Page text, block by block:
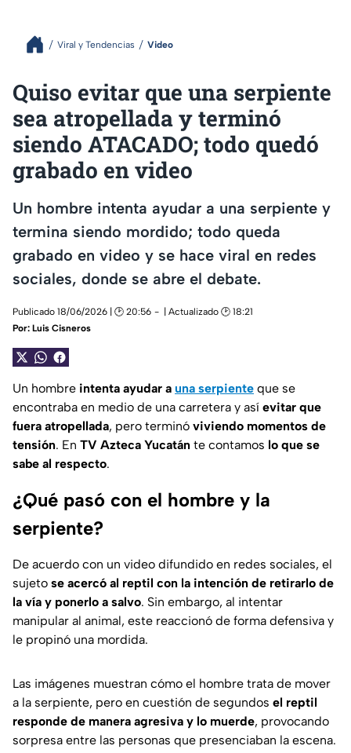
Viral y Tendencias Video
Quiso evitar que una serpiente
sea atropellada y terminó
siendo ATACADO; todo quedó
grabado en video
Un hombre intenta ayudar a una serpiente y
termina siendo mordido; todo queda
grabado en video y se hace viral en redes
sociales, donde se abre el debate.
Publicado 18/06/2026 | 🕑 20:56
| Actualizado 🕑 18:21
Por: Luis Cisneros
Un hombre intenta ayudar a una serpiente que se
encontraba en medio de una carretera y así evitar que
fuera atropellada, pero terminó viviendo momentos de
tensión. En TV Azteca Yucatán te contamos lo que se
sabe al respecto.
¿Qué pasó con el hombre y la
serpiente?
De acuerdo con un video difundido en redes sociales, el
sujeto se acercó al reptil con la intención de retirarlo de
la vía y ponerlo a salvo. Sin embargo, al intentar
manipular al animal, este reaccionó de forma defensiva y
le propinó una mordida.
Las imágenes muestran cómo el hombre trata de mover
a la serpiente, pero en cuestión de segundos el reptil
responde de manera agresiva y lo muerde, provocando
sorpresa entre las personas que presenciaban la escena.